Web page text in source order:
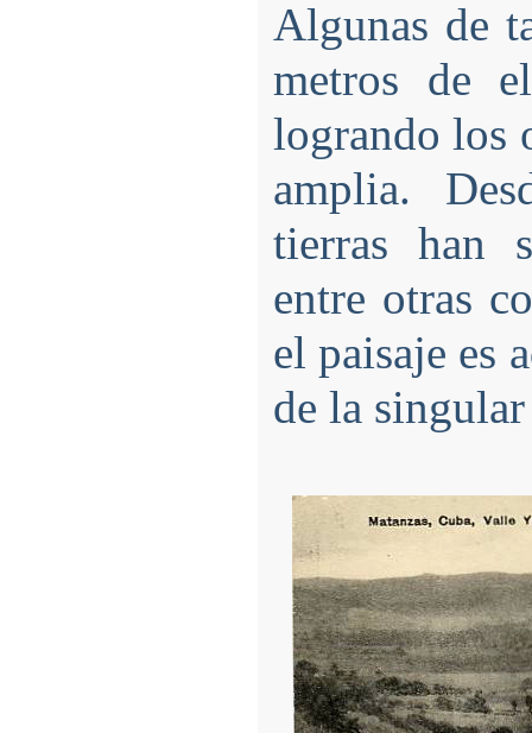
Algunas de
metros de
logrando los
amplia.
tierras han
entre otras
el paisaje es
de la